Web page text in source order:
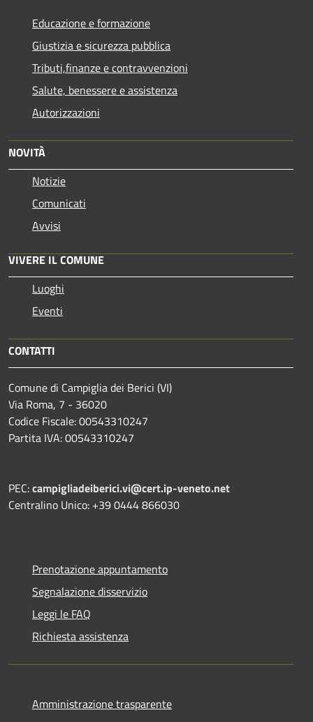
Educazione e formazione
Giustizia e sicurezza pubblica
Tributi,finanze e contravvenzioni
Salute, benessere e assistenza
Autorizzazioni
NOVITÀ
Notizie
Comunicati
Avvisi
VIVERE IL COMUNE
Luoghi
Eventi
CONTATTI
Comune di Campiglia dei Berici (VI)
Via Roma, 7 - 36020
Codice Fiscale: 00543310247
Partita IVA: 00543310247
PEC:campigliadeiberici.vi@cert.ip-veneto.net
Centralino Unico: +39 0444 866030
Prenotazione appuntamento
Segnalazione disservizio
Leggi le FAQ
Richiesta assistenza
Amministrazione trasparente